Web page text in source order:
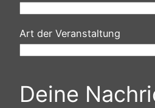
Art der Veranstaltung
Deine